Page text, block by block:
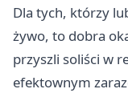
Dla tych, którzy
żywo, to dobra
przyszli soliści w
efektownym